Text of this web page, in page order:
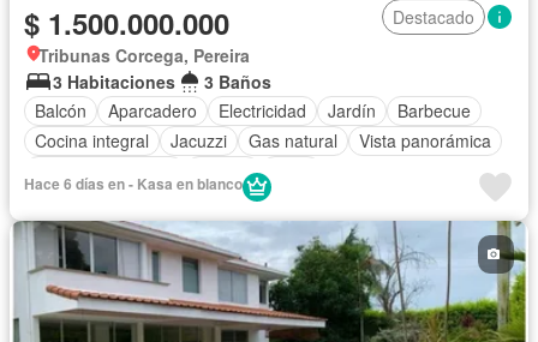
$ 1.500.000.000
Destacado
Tribunas Corcega, Pereira
3 Habitaciones
3 Baños
Balcón
Aparcadero Electricidad Jardín
Barbecue
Cocina integral
Jacuzzi Gas natural
Vista panorámica
Piscina
Hace 6 días en - Kasa en blanco